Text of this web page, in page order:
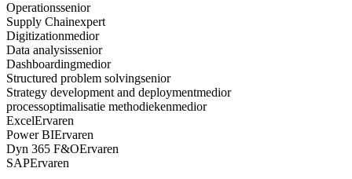
Operationssenior
Supply Chainexpert
Digitizationmedior
Data analysissenior
Dashboardingmedior
Structured problem solvingsenior
Strategy development and deploymentmedior
processoptimalisatie methodiekenmedior
ExcelErvaren
Power BIErvaren
Dyn 365 F&OErvaren
SAPErvaren